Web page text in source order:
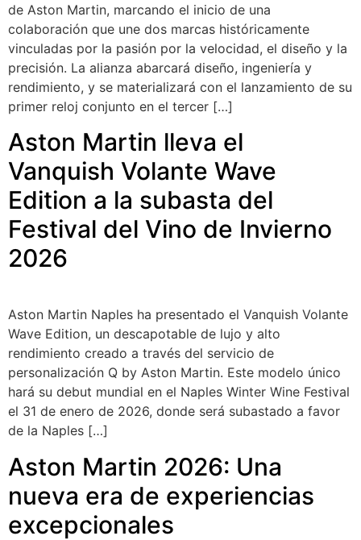
de Aston Martin, marcando el inicio de una
colaboración que une dos marcas históricamente
vinculadas por la pasión por la velocidad, el diseño y la
precisión. La alianza abarcará diseño, ingeniería y
rendimiento, y se materializará con el lanzamiento de su
primer reloj conjunto en el tercer […]
Aston Martin lleva el
Vanquish Volante Wave
Edition a la subasta del
Festival del Vino de Invierno
2026
Aston Martin Naples ha presentado el Vanquish Volante
Wave Edition, un descapotable de lujo y alto
rendimiento creado a través del servicio de
personalización Q by Aston Martin. Este modelo único
hará su debut mundial en el Naples Winter Wine Festival
el 31 de enero de 2026, donde será subastado a favor
de la Naples […]
Aston Martin 2026: Una
nueva era de experiencias
excepcionales